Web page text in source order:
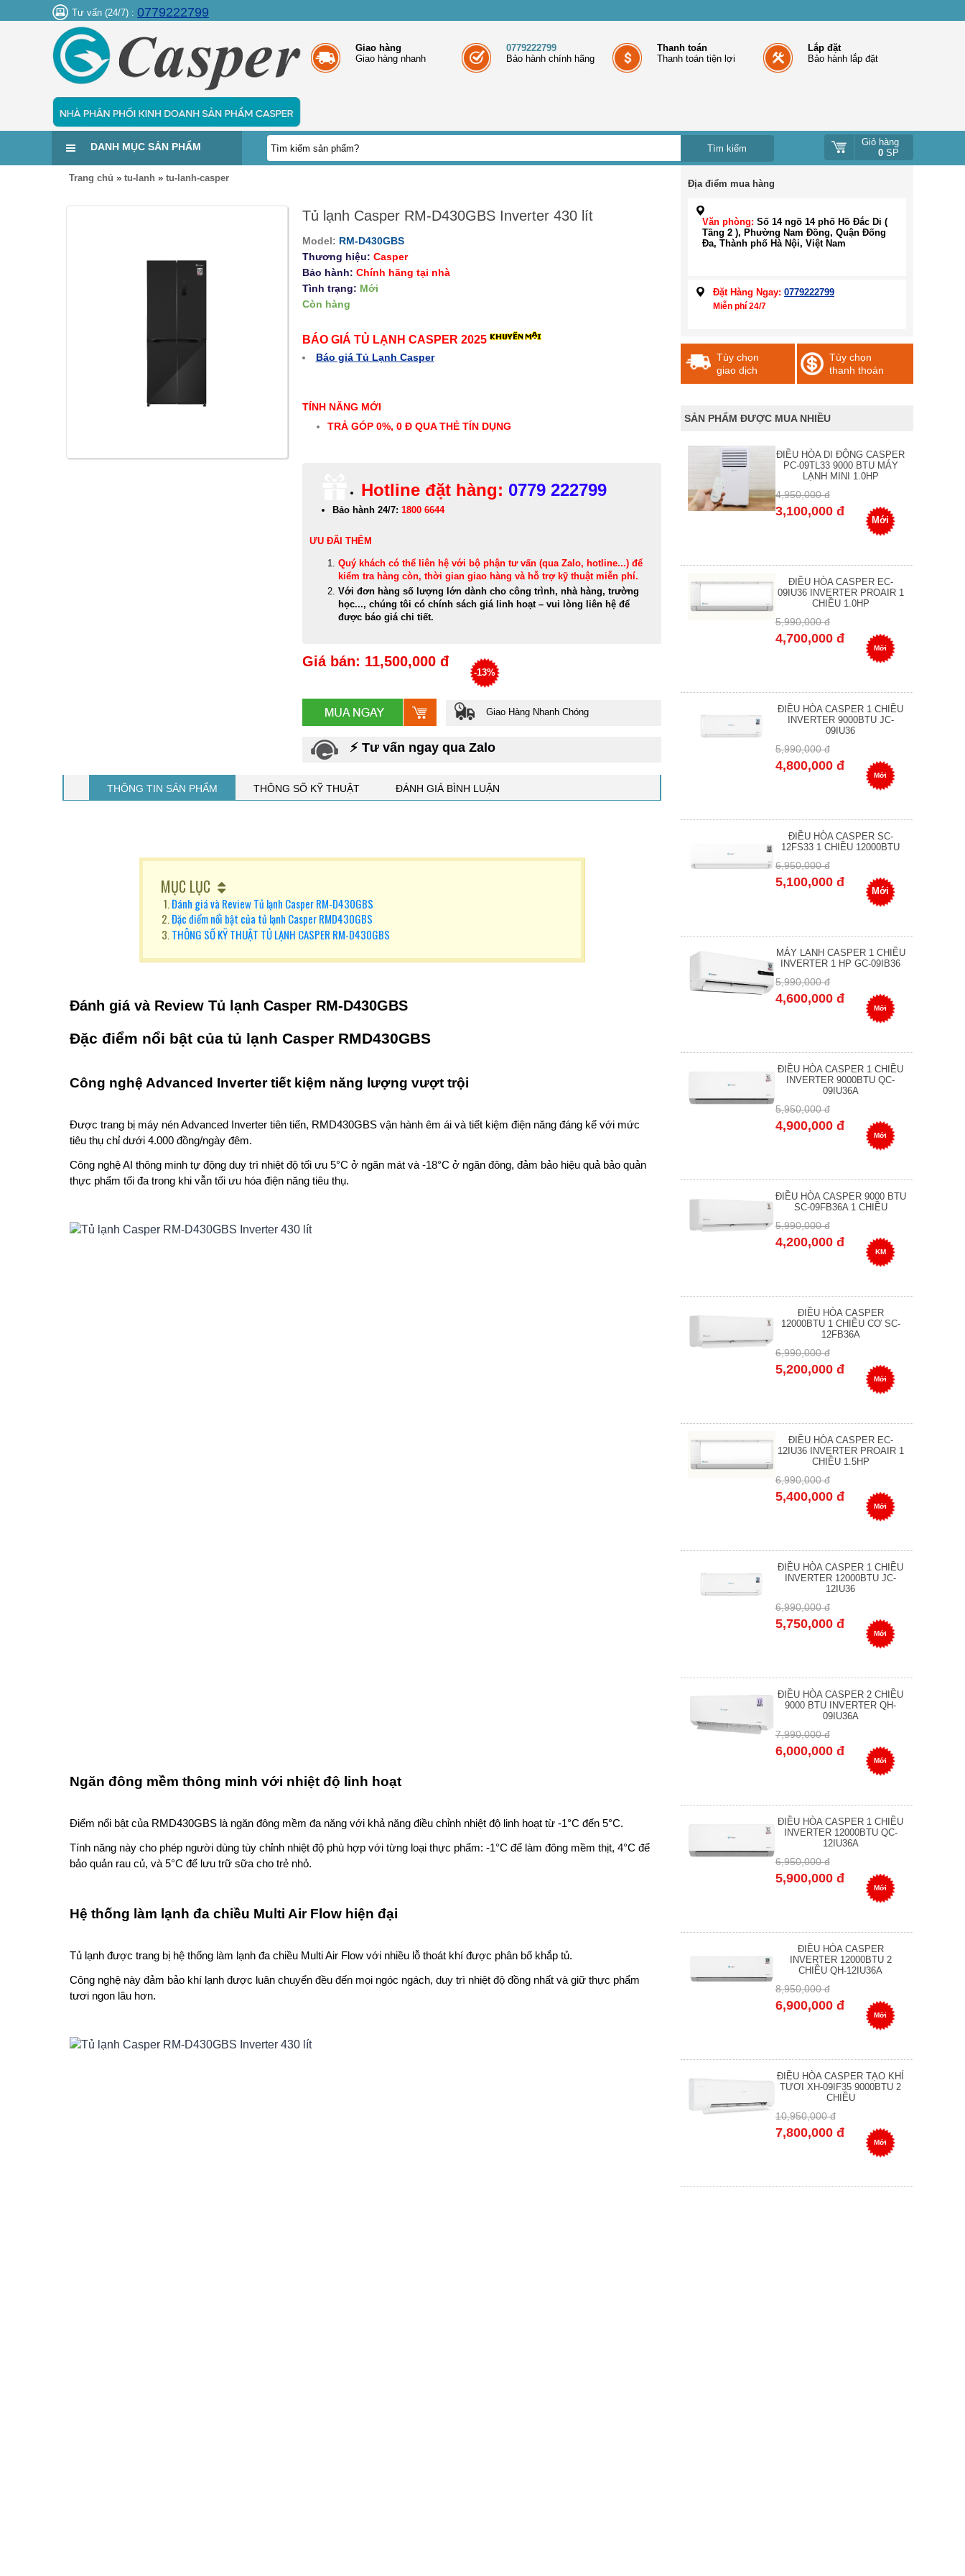
Tư vấn (24/7) : 0779222799
Giao hàng
Giao hàng nhanh
0779222799
Bảo hành chính hãng
Thanh toán
Thanh toán tiện lợi
Lắp đặt
Bảo hành lắp đặt
Giỏ hàng
0 SP
DANH MỤC SẢN PHẨM
Trang chủ » tu-lanh » tu-lanh-casper
Tủ lạnh Casper RM-D430GBS Inverter 430 lít
Model: RM-D430GBS
Thương hiệu: Casper
Bảo hành: Chính hãng tại nhà
Tình trạng: Mới
Còn hàng
BÁO GIÁ TỦ LẠNH CASPER 2025
Báo giá Tủ Lạnh Casper
TÍNH NĂNG MỚI
TRẢ GÓP 0%, 0 Đ QUA THẺ TÍN DỤNG
Hotline đặt hàng: 0779 222799
Bảo hành 24/7: 1800 6644
ƯU ĐÃI THÊM
Quý khách có thể liên hệ với bộ phận tư vấn (qua Zalo, hotline...) để
kiểm tra hàng còn, thời gian giao hàng và hỗ trợ kỹ thuật miễn phí.
Với đơn hàng số lượng lớn dành cho công trình, nhà hàng, trường
học..., chúng tôi có chính sách giá linh hoạt – vui lòng liên hệ để
được báo giá chi tiết.
Giá bán: 11,500,000 đ
-13%
Giao Hàng Nhanh Chóng
⚡ Tư vấn ngay qua Zalo
THÔNG TIN SẢN PHẨM THÔNG SỐ KỸ THUẬT ĐÁNH GIÁ BÌNH LUẬN
MỤC LỤC
Đánh giá và Review Tủ lạnh Casper RM-D430GBS
Đặc điểm nổi bật của tủ lạnh Casper RMD430GBS
THÔNG SỐ KỸ THUẬT TỦ LẠNH CASPER RM-D430GBS
Đánh giá và Review Tủ lạnh Casper RM-D430GBS
Đặc điểm nổi bật của tủ lạnh Casper RMD430GBS
Công nghệ Advanced Inverter tiết kiệm năng lượng vượt trội
Được trang bị máy nén Advanced Inverter tiên tiến, RMD430GBS vận hành êm ái và tiết kiệm điện năng đáng kể với mức
tiêu thụ chỉ dưới 4.000 đồng/ngày đêm.
Công nghệ AI thông minh tự động duy trì nhiệt độ tối ưu 5°C ở ngăn mát và -18°C ở ngăn đông, đảm bảo hiệu quả bảo quản
thực phẩm tối đa trong khi vẫn tối ưu hóa điện năng tiêu thụ.
Ngăn đông mềm thông minh với nhiệt độ linh hoạt
Điểm nổi bật của RMD430GBS là ngăn đông mềm đa năng với khả năng điều chỉnh nhiệt độ linh hoạt từ -1°C đến 5°C.
Tính năng này cho phép người dùng tùy chỉnh nhiệt độ phù hợp với từng loại thực phẩm: -1°C để làm đông mềm thịt, 4°C để
bảo quản rau củ, và 5°C để lưu trữ sữa cho trẻ nhỏ.
Hệ thống làm lạnh đa chiều Multi Air Flow hiện đại
Tủ lạnh được trang bị hệ thống làm lạnh đa chiều Multi Air Flow với nhiều lỗ thoát khí được phân bố khắp tủ.
Công nghệ này đảm bảo khí lạnh được luân chuyển đều đến mọi ngóc ngách, duy trì nhiệt độ đồng nhất và giữ thực phẩm
tươi ngon lâu hơn.
Địa điểm mua hàng
Văn phòng: Số 14 ngõ 14 phố Hồ Đắc Di (
Tầng 2 ), Phường Nam Đồng, Quận Đống
Đa, Thành phố Hà Nội, Việt Nam
Đặt Hàng Ngay: 0779222799
Miễn phí 24/7
Tùy chọn
giao dịch
Tùy chọn
thanh thoán
SẢN PHẨM ĐƯỢC MUA NHIỀU
ĐIỀU HÒA DI ĐỘNG CASPER
PC-09TL33 9000 BTU MÁY
LẠNH MINI 1.0HP
4,950,000 đ
3,100,000 đ
Mới
ĐIỀU HÒA CASPER EC-
09IU36 INVERTER PROAIR 1
CHIỀU 1.0HP
5,990,000 đ
4,700,000 đ
Mới
ĐIỀU HÒA CASPER 1 CHIỀU
INVERTER 9000BTU JC-
09IU36
5,990,000 đ
4,800,000 đ
Mới
ĐIỀU HÒA CASPER SC-
12FS33 1 CHIỀU 12000BTU
6,950,000 đ
5,100,000 đ
Mới
MÁY LẠNH CASPER 1 CHIỀU
INVERTER 1 HP GC-09IB36
5,990,000 đ
4,600,000 đ
Mới
ĐIỀU HÒA CASPER 1 CHIỀU
INVERTER 9000BTU QC-
09IU36A
5,950,000 đ
4,900,000 đ
Mới
ĐIỀU HÒA CASPER 9000 BTU
SC-09FB36A 1 CHIỀU
5,990,000 đ
4,200,000 đ
KM
ĐIỀU HÒA CASPER
12000BTU 1 CHIỀU CƠ SC-
12FB36A
6,990,000 đ
5,200,000 đ
Mới
ĐIỀU HÒA CASPER EC-
12IU36 INVERTER PROAIR 1
CHIỀU 1.5HP
6,990,000 đ
5,400,000 đ
Mới
ĐIỀU HÒA CASPER 1 CHIỀU
INVERTER 12000BTU JC-
12IU36
6,990,000 đ
5,750,000 đ
Mới
ĐIỀU HÒA CASPER 2 CHIỀU
9000 BTU INVERTER QH-
09IU36A
7,990,000 đ
6,000,000 đ
Mới
ĐIỀU HÒA CASPER 1 CHIỀU
INVERTER 12000BTU QC-
12IU36A
6,950,000 đ
5,900,000 đ
Mới
ĐIỀU HÒA CASPER
INVERTER 12000BTU 2
CHIỀU QH-12IU36A
8,950,000 đ
6,900,000 đ
Mới
ĐIỀU HÒA CASPER TẠO KHÍ
TƯƠI XH-09IF35 9000BTU 2
CHIỀU
10,950,000 đ
7,800,000 đ
Mới